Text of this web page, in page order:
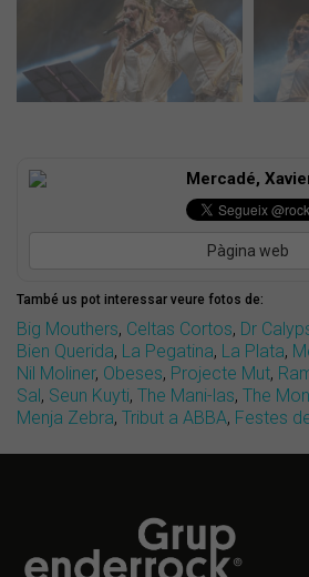
Mercadé,
Pàgina web
També us pot interessar veure fotos de:
Big Mouthers, Celtas Cortos, Dr
Bien Querida, La Pegatina, La Plata,
Nil Moliner, Obeses, Projecte Mut,
Sal , Seun Kuyti, The Mani-las, The
Menja Zebra, Tribut a ABBA, Festes